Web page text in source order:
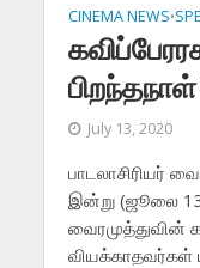
CINEMA NEWS•
July 13, 2020
பாடலாசிரியர்
இன்று (ஜூலை
வியக்காதவர்கள்